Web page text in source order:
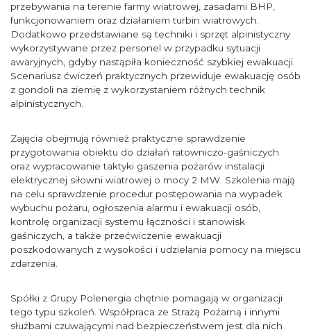
przebywania na terenie farmy wiatrowej, zasadami BHP,
funkcjonowaniem oraz działaniem turbin wiatrowych.
Dodatkowo przedstawiane są techniki i sprzęt alpinistyczny
wykorzystywane przez personel w przypadku sytuacji
awaryjnych, gdyby nastąpiła konieczność szybkiej ewakuacji.
Scenariusz ćwiczeń praktycznych przewiduje ewakuację osób
z gondoli na ziemię z wykorzystaniem różnych technik
alpinistycznych.
Zajęcia obejmują również praktyczne sprawdzenie
przygotowania obiektu do działań ratowniczo-gaśniczych
oraz wypracowanie taktyki gaszenia pożarów instalacji
elektrycznej siłowni wiatrowej o mocy 2 MW. Szkolenia mają
na celu sprawdzenie procedur postępowania na wypadek
wybuchu pożaru, ogłoszenia alarmu i ewakuacji osób,
kontrolę organizacji systemu łączności i stanowisk
gaśniczych, a także przećwiczenie ewakuacji
poszkodowanych z wysokości i udzielania pomocy na miejscu
zdarzenia.
Spółki z Grupy Polenergia chętnie pomagają w organizacji
tego typu szkoleń. Współpraca ze Strażą Pożarną i innymi
służbami czuwającymi nad bezpieczeństwem jest dla nich